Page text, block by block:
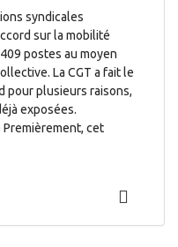
syndicales
sur la mobilité
postes au moyen
La CGT a fait le
pour plusieurs raisons,
exposées.
cet